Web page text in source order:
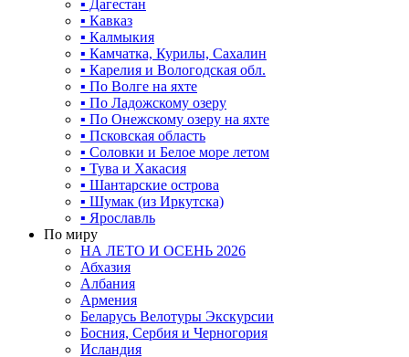
▪ Дагестан
▪ Кавказ
▪ Калмыкия
▪ Камчатка, Курилы, Сахалин
▪ Карелия и Вологодская обл.
▪ По Волге на яхте
▪ По Ладожскому озеру
▪ По Онежскому озеру на яхте
▪ Псковская область
▪ Соловки и Белое море летом
▪ Тува и Хакасия
▪ Шантарские острова
▪ Шумак (из Иркутска)
▪ Ярославль
По миру
НА ЛЕТО И ОСЕНЬ 2026
Абхазия
Албания
Армения
Беларусь Велотуры Экскурсии
Босния, Сербия и Черногория
Исландия